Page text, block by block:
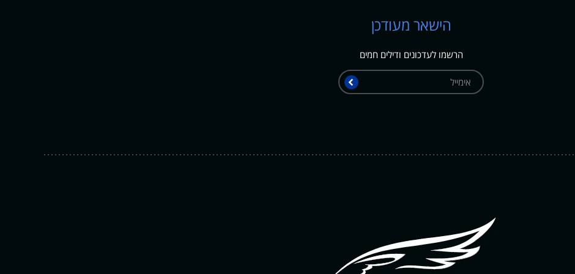
הישאר מעודכן
הרשמו לעדכונים ודילים חמים
שלח